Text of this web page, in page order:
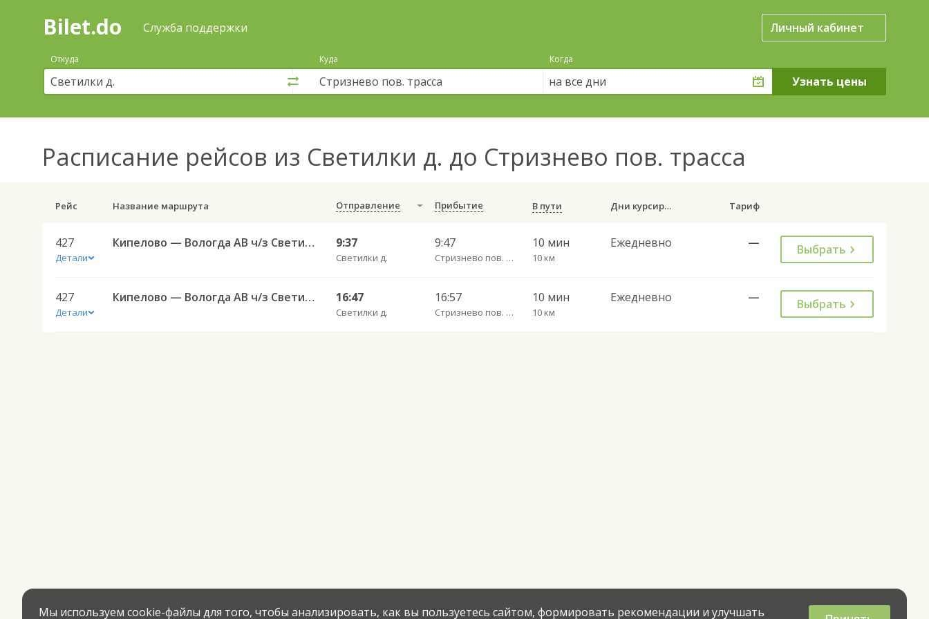
Поиск
покупка
билетов
автобус
онлайн
Bilet.do Служба поддержки Личный кабинет
Откуда Куда Когда
на все дни
Расписание рейсов из Светилки д. до Стризнево пов. трасса
Рейс Название маршрута Отправление Прибытие В пути Дни курсирования Тариф
427
Детали
Кипелово — Вологда АВ ч/з Светилки 427 9:37
Светилки д.
9:47
Стризнево пов. трасса
10 мин
10 км
Ежедневно — Выбрать
427
Детали
Кипелово — Вологда АВ ч/з Светилки 427 16:47
Светилки д.
16:57
Стризнево пов. трасса
10 мин
10 км
Ежедневно — Выбрать
Мы используем cookie-файлы для того, чтобы анализировать, как вы пользуетесь сайтом, формировать рекомендации и улучшать